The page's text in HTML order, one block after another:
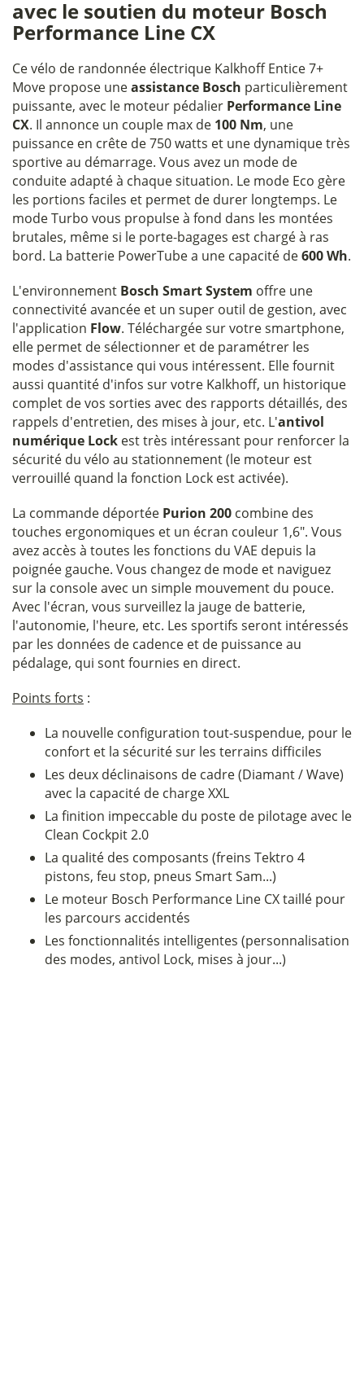
avec le soutien du moteur Bosch
Performance Line CX
Ce vélo de randonnée électrique Kalkhoff Entice 7+
Move propose uneassistance Bosch particulièrement
puissante, avec le moteur pédalier Performance Line
CX. Il annonce un couple max de 100 Nm, une
puissance en crête de 750 watts et une dynamique très
sportive au démarrage. Vous avez un mode de
conduite adapté à chaque situation. Le mode Eco gère
les portions faciles et permet de durer longtemps. Le
mode Turbo vous propulse à fond dans les montées
brutales, même si le porte-bagages est chargé à ras
bord. La batterie PowerTube a une capacité de600 Wh.
L'environnement Bosch Smart System offre une
connectivité avancée et un super outil de gestion, avec
l'application Flow. Téléchargée sur votre smartphone,
elle permet de sélectionner et de paramétrer les
modes d'assistance qui vous intéressent. Elle fournit
aussi quantité d'infos sur votre Kalkhoff, un historique
complet de vos sorties avec des rapports détaillés, des
rappels d'entretien, des mises à jour, etc. L'antivol
numérique Lock est très intéressant pour renforcer la
sécurité du vélo au stationnement (le moteur est
verrouillé quand la fonction Lock est activée).
La commande déportée Purion 200 combine des
touches ergonomiques et un écran couleur 1,6". Vous
avez accès à toutes les fonctions du VAE depuis la
poignée gauche. Vous changez de mode et naviguez
sur la console avec un simple mouvement du pouce.
Avec l'écran, vous surveillez la jauge de batterie,
l'autonomie, l'heure, etc. Les sportifs seront intéressés
par les données de cadence et de puissance au
pédalage, qui sont fournies en direct.
Points forts :
La nouvelle configuration tout-suspendue, pour le
confort et la sécurité sur les terrains difficiles
Les deux déclinaisons de cadre (Diamant / Wave)
avec la capacité de charge XXL
La finition impeccable du poste de pilotage avec le
Clean Cockpit 2.0
La qualité des composants (freins Tektro 4
pistons, feu stop, pneus Smart Sam...)
Le moteur Bosch Performance Line CX taillé pour
les parcours accidentés
Les fonctionnalités intelligentes (personnalisation
des modes, antivol Lock, mises à jour...)